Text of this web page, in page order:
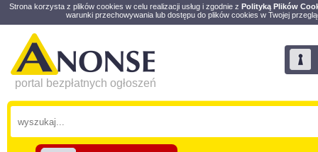
Strona korzysta z plików cookies w celu realizacji usług i zgodnie z Polityką Plików
warunki przechowywania lub dostępu do plików cookies w Twojej
portal bezpłatnych ogłoszeń